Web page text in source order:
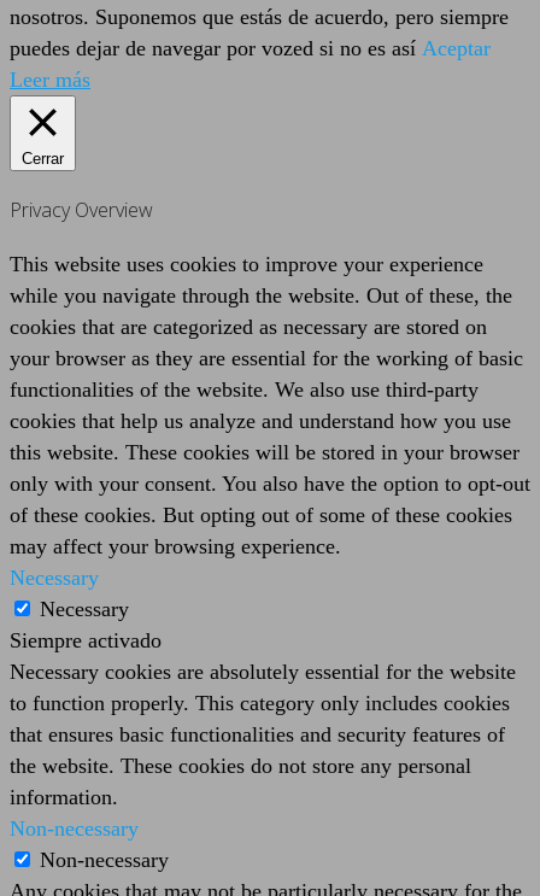
nosotros. Suponemos que estás de acuerdo, pero siempre
puedes dejar de navegar por vozed si no es así Aceptar
Leer más
Cerrar
Privacy Overview
This website uses cookies to improve your experience
while you navigate through the website. Out of these, the
cookies that are categorized as necessary are stored on
your browser as they are essential for the working of basic
functionalities of the website. We also use third-party
cookies that help us analyze and understand how you use
this website. These cookies will be stored in your browser
only with your consent. You also have the option to opt-out
of these cookies. But opting out of some of these cookies
may affect your browsing experience.
Necessary
Necessary
Siempre activado
Necessary cookies are absolutely essential for the website
to function properly. This category only includes cookies
that ensures basic functionalities and security features of
the website. These cookies do not store any personal
information.
Non-necessary
Non-necessary